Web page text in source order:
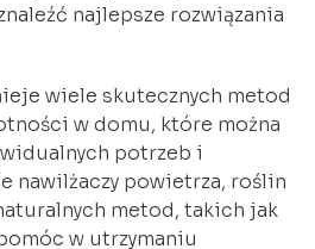
najlepsze rozwiązania
wiele skutecznych metod
w domu, które można
potrzeb i
nawilżaczy powietrza, roślin
metod, takich jak
w utrzymaniu